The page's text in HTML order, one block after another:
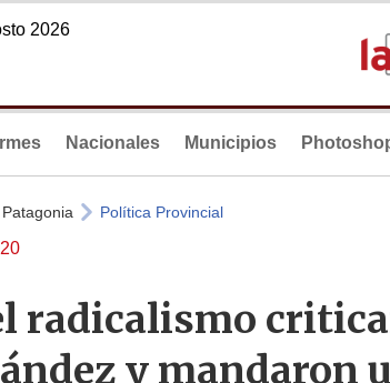
2026
Nacionales Municipios
Política Provincial
radicalismo
y mandaron